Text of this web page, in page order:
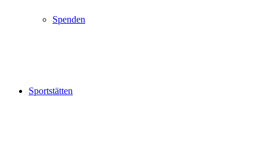
Spenden
Sportstätten